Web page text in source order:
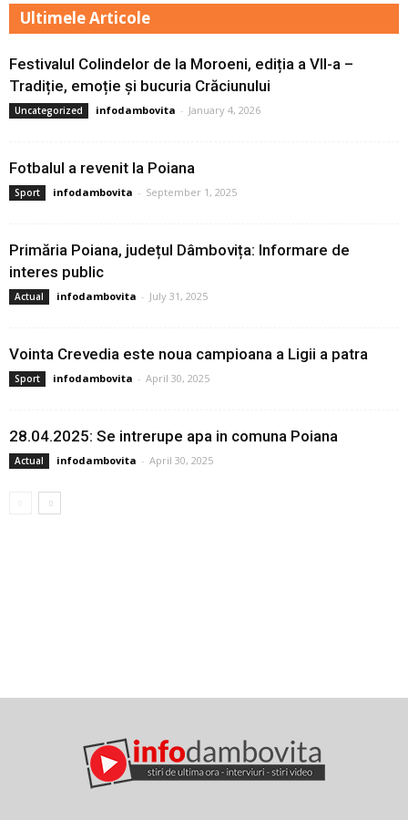
Ultimele Articole
Festivalul Colindelor de la Moroeni, ediția a VII-a –
Tradiție, emoție și bucuria Crăciunului
Uncategorized infodambovita - January 4, 2026
Fotbalul a revenit la Poiana
Sport infodambovita - September 1, 2025
Primăria Poiana, județul Dâmbovița: Informare de
interes public
Actual infodambovita - July 31, 2025
Vointa Crevedia este noua campioana a Ligii a patra
Sport infodambovita - April 30, 2025
28.04.2025: Se intrerupe apa in comuna Poiana
Actual infodambovita - April 30, 2025